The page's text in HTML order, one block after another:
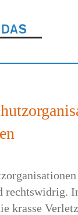
rechtswidrig.
krasse